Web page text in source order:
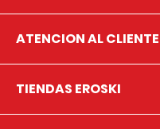
ATENCION AL CLIENTE
TIENDAS EROSKI